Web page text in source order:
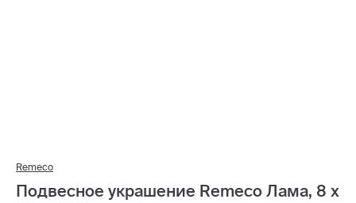
Remeco
Подвесное украшение Remeco Лама, 8 х